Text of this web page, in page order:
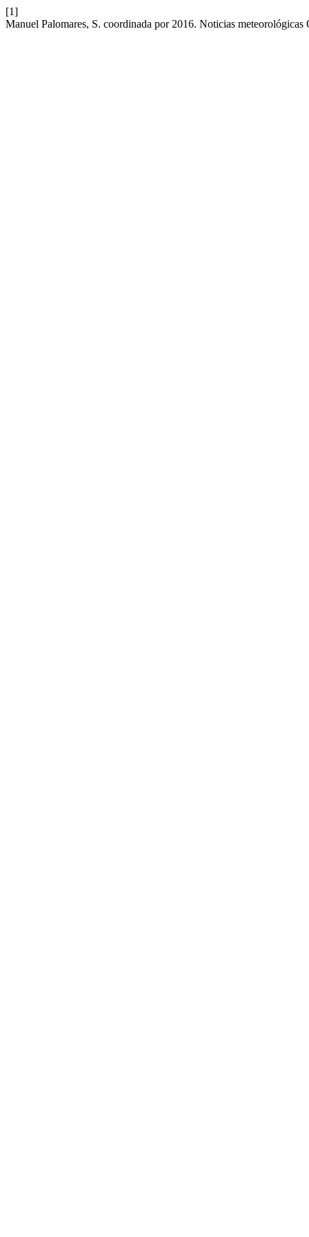
[1]
Manuel Palomares, S. coordinada por 2016. Noticias